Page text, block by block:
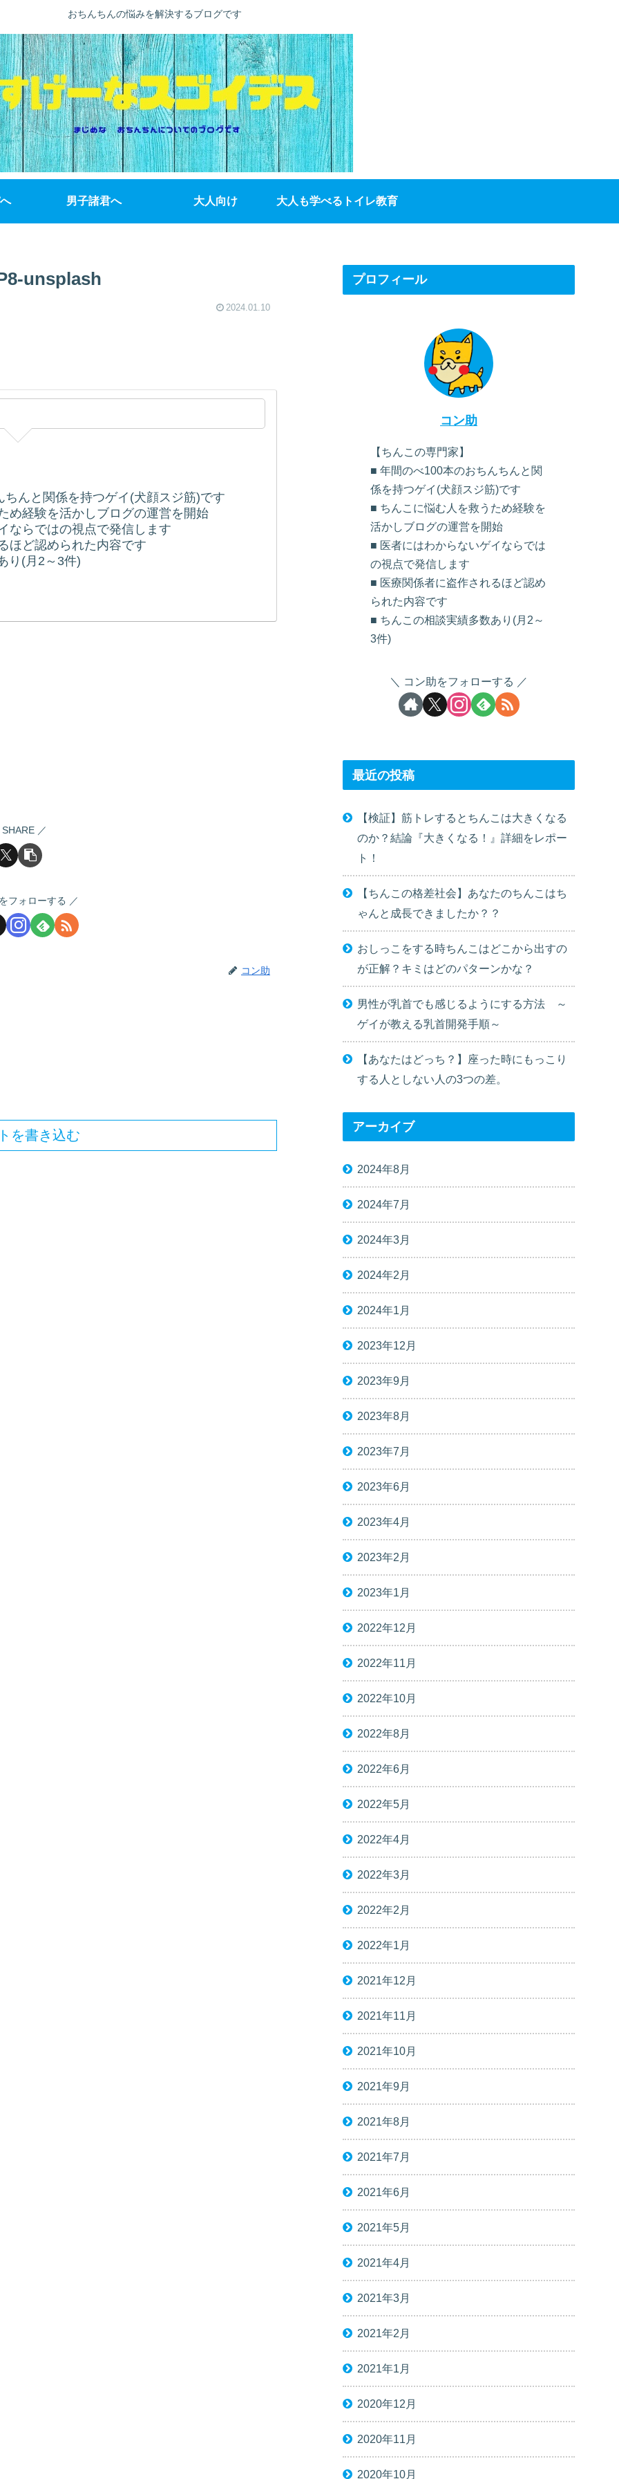
おちんちんの悩みを解決するブログです
男子諸君へ 大人向け 大人も学べるトイレ教育
unsplash
2024.01.10
んと関係を持つゲイ(犬顔スジ筋)です
め経験を活かしブログの運営を開始
ならではの視点で発信します
ほど認められた内容です
り(月2～3件)
SHARE
フォローする
コン助
を書き込む
プロフィール
コン助
【ちんこの専門家】
■ 年間のべ100本のおちんちんと関
係を持つゲイ(犬顔スジ筋)です
■ ちんこに悩む人を救うため経験を
活かしブログの運営を開始
■ 医者にはわからないゲイならでは
の視点で発信します
■ 医療関係者に盗作されるほど認め
られた内容です
■ ちんこの相談実績多数あり(月2～
3件)
コン助をフォローする
最近の投稿
【検証】筋トレするとちんこは大きくなる
のか？結論『大きくなる！』詳細をレポー
ト！
【ちんこの格差社会】あなたのちんこはち
ゃんと成長できましたか？？
おしっこをする時ちんこはどこから出すの
が正解？キミはどのパターンかな？
男性が乳首でも感じるようにする方法 ～
ゲイが教える乳首開発手順～
【あなたはどっち？】座った時にもっこり
する人としない人の3つの差。
アーカイブ
2024年8月
2024年7月
2024年3月
2024年2月
2024年1月
2023年12月
2023年9月
2023年8月
2023年7月
2023年6月
2023年4月
2023年2月
2023年1月
2022年12月
2022年11月
2022年10月
2022年8月
2022年6月
2022年5月
2022年4月
2022年3月
2022年2月
2022年1月
2021年12月
2021年11月
2021年10月
2021年9月
2021年8月
2021年7月
2021年6月
2021年5月
2021年4月
2021年3月
2021年2月
2021年1月
2020年12月
2020年11月
2020年10月